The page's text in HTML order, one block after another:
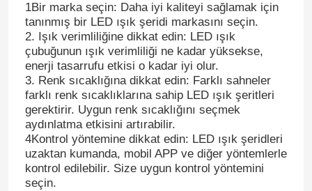
Ev
Ürünler
videolar
Hakkımızda
1Bir marka seçin: Daha iyi kaliteyi sağlamak için
tanınmış bir LED ışık şeridi markasını seçin.
2. Işık verimliliğine dikkat edin: LED ışık
çubuğunun ışık verimliliği ne kadar yüksekse,
enerji tasarrufu etkisi o kadar iyi olur.
3. Renk sıcaklığına dikkat edin: Farklı sahneler
farklı renk sıcaklıklarına sahip LED ışık şeritleri
gerektirir. Uygun renk sıcaklığını seçmek
aydınlatma etkisini artırabilir.
4Kontrol yöntemine dikkat edin: LED ışık şeridleri
uzaktan kumanda, mobil APP ve diğer yöntemlerle
kontrol edilebilir. Size uygun kontrol yöntemini
seçin.